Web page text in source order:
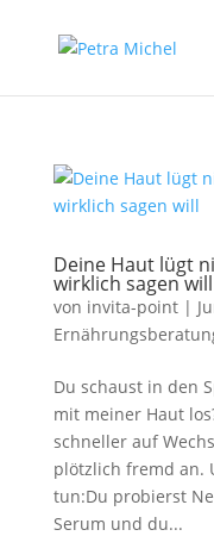
Deine Haut lügt
wirklich sagen will
von invita-point|
Du schaust in den
mit meiner Haut
schneller auf
plötzlich fremd an.
tun:Du probierst
Serum und du...